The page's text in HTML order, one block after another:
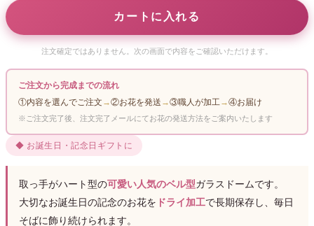
カートに入れる
注文確定ではありません。次の画面で内容をご確認いただけます。
ご注文から完成までの流れ
①内容を選んでご注文 →②お花を発送 →③職人が加工→④お届け
※ご注文完了後、注文完了メールにてお花の発送方法をご案内いたします
◆ お誕生日・記念日ギフトに
取っ手がハート型の可愛い人気のベル型ガラスドームです。
大切なお誕生日の記念のお花を ドライ加工で長期保存し、毎日
そばに飾り続けられます。